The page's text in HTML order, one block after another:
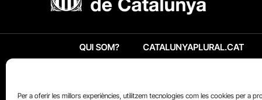
Per a oferir les millors experiències, utilitzem tecnologies com les cookies per a
QUI SOM? CATALUNYAPLURAL.CAT